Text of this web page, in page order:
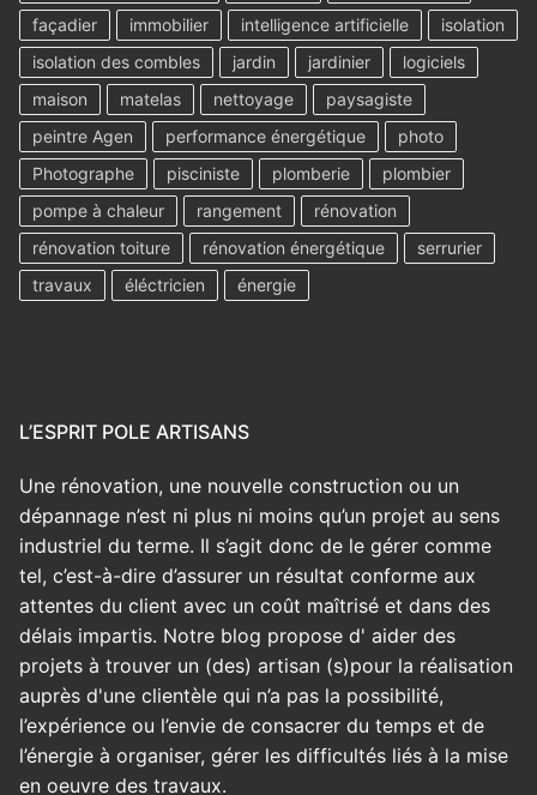
façadier
immobilier intelligence artificielle
isolation
isolation des combles
jardin jardinier
logiciels
maison
matelas nettoyage
paysagiste
peintre Agen
performance énergétique
photo
Photographe
pisciniste plomberie
plombier
pompe à chaleur
rangement
rénovation
rénovation toiture
rénovation énergétique
serrurier
travaux
éléctricien énergie
L’ESPRIT POLE ARTISANS
Une rénovation, une nouvelle construction ou un
dépannage n’est ni plus ni moins qu’un projet au sens
industriel du terme. Il s’agit donc de le gérer comme
tel, c’est-à-dire d’assurer un résultat conforme aux
attentes du client avec un coût maîtrisé et dans des
délais impartis. Notre blog propose d' aider des
projets à trouver un (des) artisan (s)pour la réalisation
auprès d'une clientèle qui n’a pas la possibilité,
l’expérience ou l’envie de consacrer du temps et de
l’énergie à organiser, gérer les difficultés liés à la mise
en oeuvre des travaux.